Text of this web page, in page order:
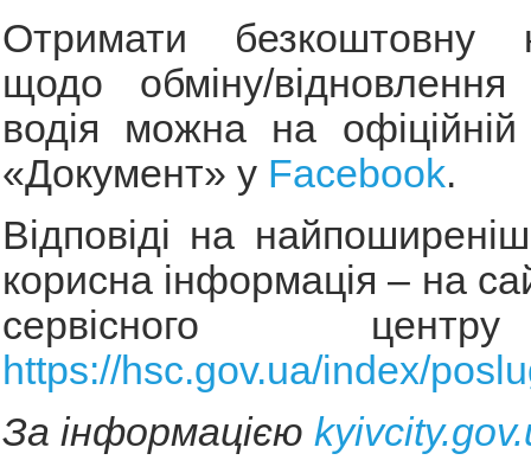
Отримати безкоштовну
щодо обміну/відновлення
водія можна на
«Документ» у Facebook.
Відповіді на
корисна інформація – на
сервісного
https://hsc.gov.ua/index/
За інформацією